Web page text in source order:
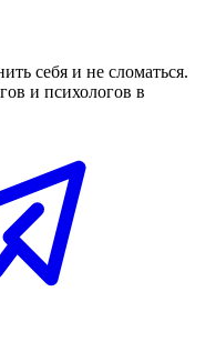
себя и не сломаться.
и психологов в